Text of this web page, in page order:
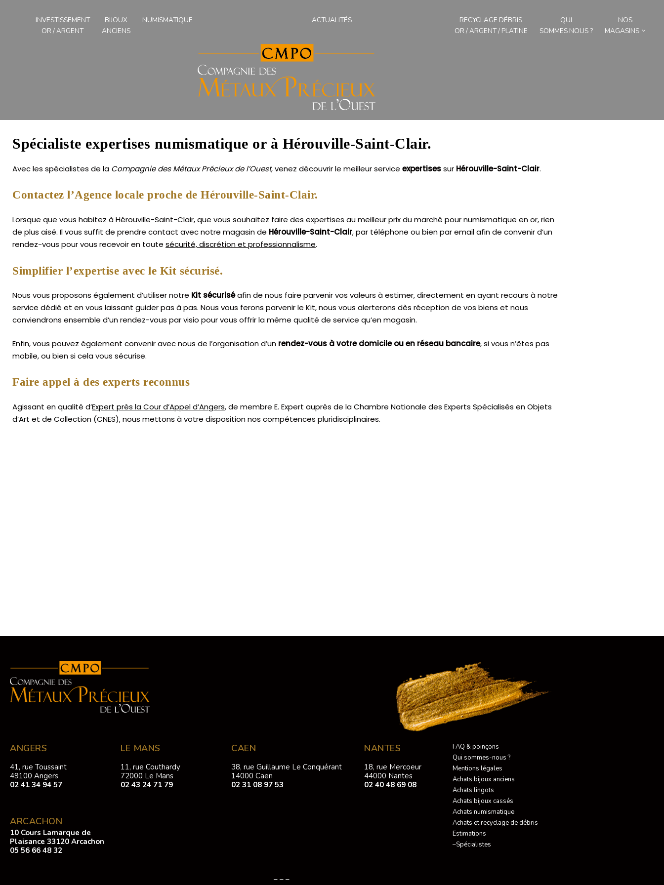
INVESTISSEMENT
OR / ARGENT
BIJOUX
ANCIENS
NUMISMATIQUE ACTUALITÉS
RECYCLAGE DÉBRIS
OR / ARGENT / PLATINE
QUI
SOMMES NOUS ?
NOS
MAGASINS
Spécialiste expertises numismatique or à Hérouville-Saint-Clair.
Avec les spécialistes de la Compagnie des Métaux Précieux de l’Ouest, venez découvrir le meilleur service expertisessur Hérouville-Saint-Clair.
Contactez l’Agence locale proche de Hérouville-Saint-Clair.
Lorsque que vous habitez à Hérouville-Saint-Clair, que vous souhaitez faire des expertises au meilleur prix du marché pour numismatique en or, rien
de plus aisé. Il vous suffit de prendre contact avec notre magasin de Hérouville-Saint-Clair, par téléphone ou bien par email afin de convenir d’un
rendez-vous pour vous recevoir en toute sécurité, discrétion et professionnalisme.
Simplifier l’expertise avec le Kit sécurisé.
Nous vous proposons également d’utiliser notre Kit sécuriséafin de nous faire parvenir vos valeurs à estimer, directement en ayant recours à notre
service dédié et en vous laissant guider pas à pas. Nous vous ferons parvenir le Kit, nous vous alerterons dès réception de vos biens et nous
conviendrons ensemble d’un rendez-vous par visio pour vous offrir la même qualité de service qu’en magasin.
Enfin, vous pouvez également convenir avec nous de l’organisation d’un rendez-vous à votre domicile ou en réseau bancaire, si vous n’êtes pas
mobile, ou bien si cela vous sécurise.
Faire appel à des experts reconnus
Agissant en qualité d’Expert près la Cour d’Appel d’Angers, de membre E. Expert auprès de laChambre Nationale des Experts Spécialisés en Objets
d’Art et de Collection (CNES),nous mettons à votre disposition nos compétences pluridisciplinaires.
ANGERS
41, rue Toussaint
49100 Angers
02 41 34 94 57
ARCACHON
10 Cours Lamarque de
Plaisance 33120 Arcachon
05 56 66 48 32
LE MANS
11, rue Couthardy
72000 Le Mans
02 43 24 71 79
CAEN
38, rue Guillaume Le Conquérant
14000 Caen
02 31 08 97 53
NANTES
18, rue Mercoeur
44000 Nantes
02 40 48 69 08
FAQ & poinçons
Qui sommes-nous ?
Mentions légales
Achats bijoux anciens
Achats lingots
Achats bijoux cassés
Achats numismatique
Achats et recyclage de débris
Estimations
–Spécialistes
– – –